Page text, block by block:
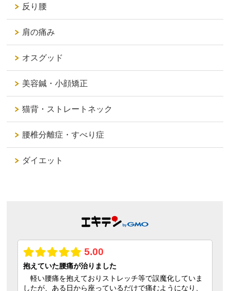
反り腰
肩の痛み
オスグッド
美容鍼・小顔矯正
猫背・ストレートネック
腰椎分離症・すべり症
ダイエット